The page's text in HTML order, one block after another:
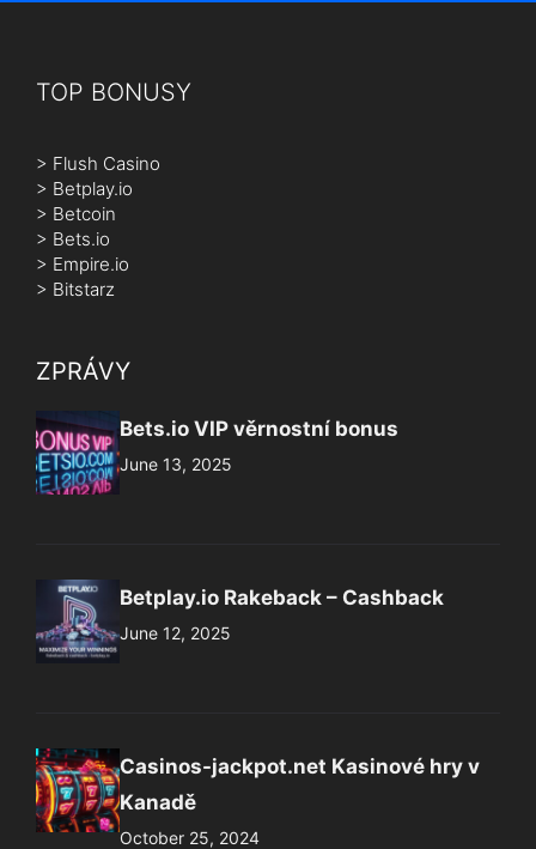
TOP BONUSY
> Flush Casino
> Betplay.io
> Betcoin
> Bets.io
> Empire.io
> Bitstarz
ZPRÁVY
Bets.io VIP věrnostní bonus
June 13, 2025
Betplay.io Rakeback – Cashback
June 12, 2025
Casinos-jackpot.net Kasinové hry v
Kanadě
October 25, 2024